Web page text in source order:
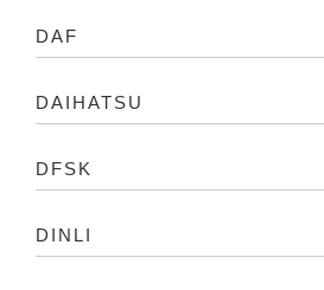
DAF
DAIHATSU
DFSK
DINLI